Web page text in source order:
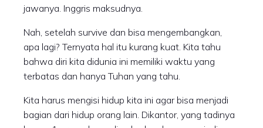
jawanya. Inggris maksudnya.
Nah, setelah survive dan bisa mengembangkan,
apa lagi? Ternyata hal itu kurang kuat. Kita tahu
bahwa diri kita didunia ini memiliki waktu yang
terbatas dan hanya Tuhan yang tahu.
Kita harus mengisi hidup kita ini agar bisa menjadi
bagian dari hidup orang lain. Dikantor, yang tadinya